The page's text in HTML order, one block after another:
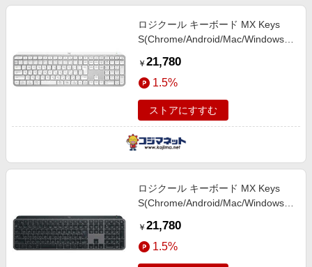
ロジクール キーボード MX Keys
S(Chrome/Android/Mac/Windows11
ールグレー KX800SPG
￥ 21,780
1.5%
ストアにすすむ
ロジクール キーボード MX Keys
S(Chrome/Android/Mac/Windows11
ラファイト KX800SGR
￥ 21,780
1.5%